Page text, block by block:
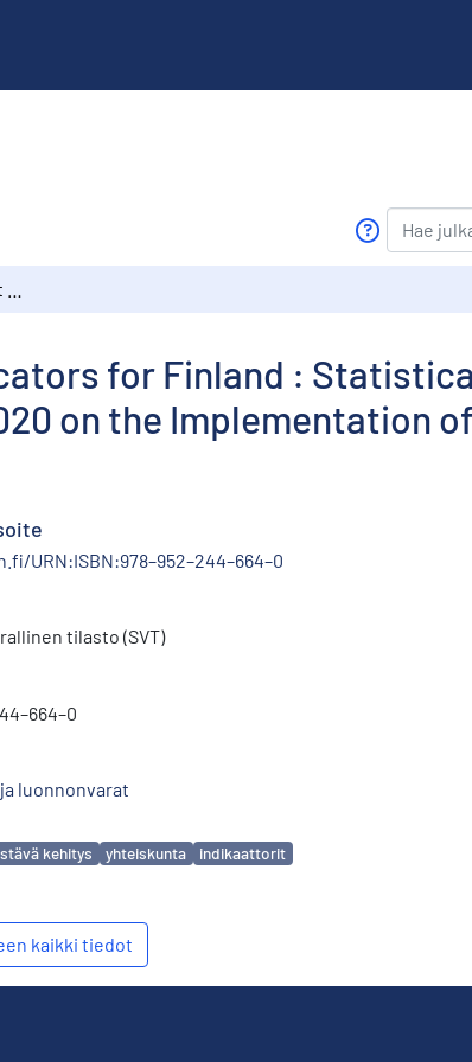
for Finland :
on the Implementation
URN:ISBN:978–952–244–664–0
tilasto (SVT)
luonnonvarat
kehitys yhteiskunta indikaattorit
kaikki tiedot